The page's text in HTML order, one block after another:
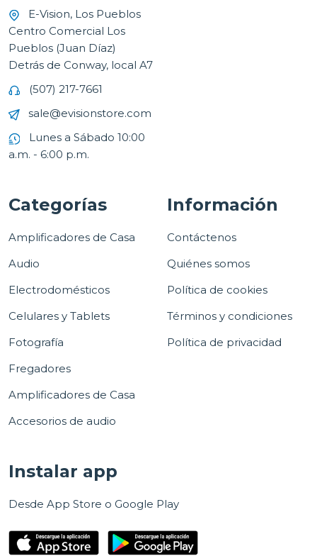
E-Vision, Los Pueblos
Centro Comercial Los
Pueblos (Juan Díaz)
Detrás de Conway, local A7
(507) 217-7661
sale@evisionstore.com
Lunes a Sábado 10:00
a.m. - 6:00 p.m.
Categorías
Amplificadores de Casa
Audio
Electrodomésticos
Celulares y Tablets
Fotografía
Fregadores
Amplificadores de Casa
Accesorios de audio
Información
Contáctenos
Quiénes somos
Política de cookies
Términos y condiciones
Política de privacidad
Instalar app
Desde App Store o Google Play